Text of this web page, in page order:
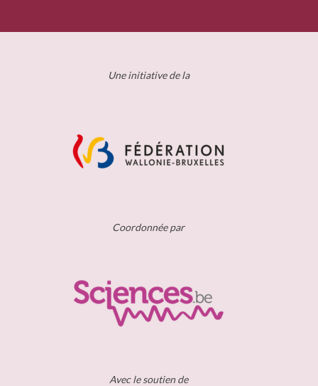
Une initiative de la
Coordonnée par
Avec le soutien de